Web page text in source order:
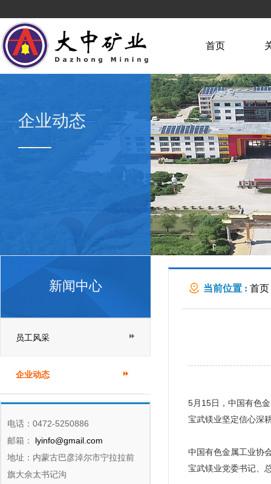
首页
企业动态
新闻中心
员工风采
企业动态
电话：0472-5250886
邮箱：
lyinfo@gmail.com
地址：内蒙古巴彦淖尔市宁拉拉前
旗大佘太书记沟
当前位置 : 首页
5月15日，中国有色
宝武镁业坚定信心深
中国有色金属工业协
宝武镁业党委书记、